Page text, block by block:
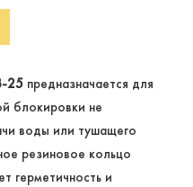
25 предназначается для
блокировки не
воды или тушащего
резиновое кольцо
герметичность и